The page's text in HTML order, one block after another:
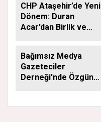
CHP Ataşehir’de Yeni
Dönem: Duran
Acar’dan Birlik ve
Bağımsız Medya
Gazeteciler
Derneği’nde Özgün